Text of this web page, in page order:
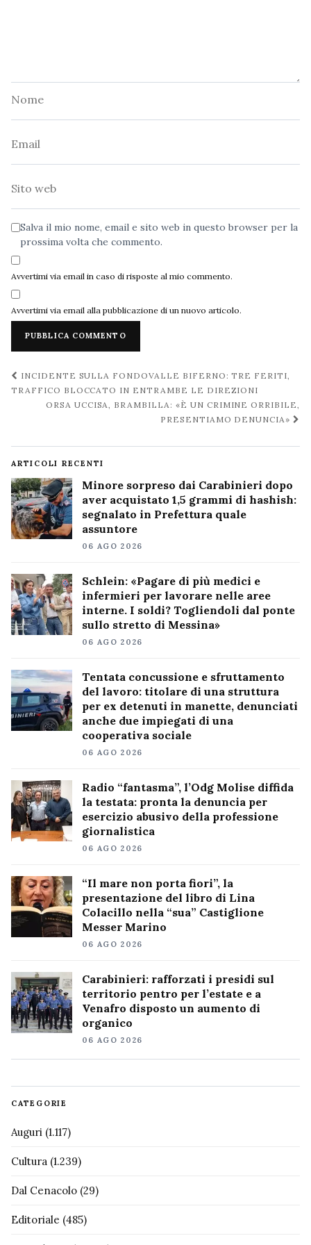
Salva il mio nome, email e sito web in questo browser per la
prossima volta che commento.
Avvertimi via email in caso di risposte al mio commento.
Avvertimi via email alla pubblicazione di un nuovo articolo.
Navigazione
post
INCIDENTE SULLA FONDOVALLE BIFERNO: TRE FERITI,
TRAFFICO BLOCCATO IN ENTRAMBE LE DIREZIONI
ORSA UCCISA, BRAMBILLA: «È UN CRIMINE ORRIBILE,
PRESENTIAMO DENUNCIA»
ARTICOLI RECENTI
Minore sorpreso dai Carabinieri dopo
aver acquistato 1,5 grammi di hashish:
segnalato in Prefettura quale
assuntore
06 AGO 2026
Schlein: «Pagare di più medici e
infermieri per lavorare nelle aree
interne. I soldi? Togliendoli dal ponte
sullo stretto di Messina»
06 AGO 2026
Tentata concussione e sfruttamento
del lavoro: titolare di una struttura
per ex detenuti in manette, denunciati
anche due impiegati di una
cooperativa sociale
06 AGO 2026
Radio “fantasma”, l’Odg Molise diffida
la testata: pronta la denuncia per
esercizio abusivo della professione
giornalistica
06 AGO 2026
“Il mare non porta fiori”, la
presentazione del libro di Lina
Colacillo nella “sua” Castiglione
Messer Marino
06 AGO 2026
Carabinieri: rafforzati i presidi sul
territorio pentro per l’estate e a
Venafro disposto un aumento di
organico
06 AGO 2026
CATEGORIE
Auguri (1.117)
Cultura (1.239)
Dal Cenacolo (29)
Editoriale (485)